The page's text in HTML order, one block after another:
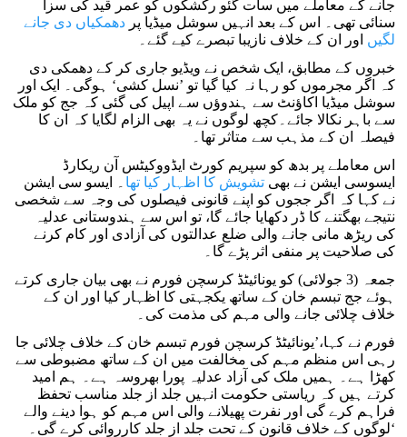
جانے کے معاملے میں سات گئو رکشکوں کو عمر قید کی سزا
سنائی تھی۔ اس کے بعد انہیں سوشل میڈیا پردھمکیاں دی جانے
لگیں اور ان کے خلاف نازیبا تبصرے کیے گئے۔
خبروں کے مطابق، ایک شخص نے ویڈیو جاری کر کے دھمکی دی
کہ اگر مجرموں کو رہا نہ کیا گیا تو ’نسل کشی‘ ہوگی۔ ایک اور
سوشل میڈیا اکاؤنٹ سے ہندوؤں سے اپیل کی گئی کہ جج کو ملک
سے باہر نکالا جائے۔کچھ لوگوں نے یہ بھی الزام لگایا کہ ان کا
فیصلہ ان کے مذہب سے متاثر تھا۔
اس معاملے پر بدھ کو سپریم کورٹ ایڈووکیٹس آن ریکارڈ
ایسوسی ایشن نے بھیتشویش کا اظہار کیا تھا ۔ ایسو سی ایشن
نے کہا کہ اگر ججوں کو اپنے قانونی فیصلوں کی وجہ سے شخصی
نتیجے بھگتنے کا ڈر دکھایا جائے گا، تو اس سے ہندوستانی عدلیہ
کی ریڑھ مانی جانے والی ضلع عدالتوں کی آزادی اور کام کرنے
کی صلاحیت پر منفی اثر پڑے گا۔
جمعہ (3 جولائی) کو یونائیٹڈ کرسچن فورم نے بھی بیان جاری کرتے
ہوئے جج تبسم خان کے ساتھ یکجہتی کا اظہار کیا اور ان کے
خلاف چلائی جانے والی مہم کی مذمت کی۔
فورم نے کہا،’یونائیٹڈ کرسچن فورم تبسم خان کے خلاف چلائی جا
رہی اس منظم مہم کی مخالفت میں ان کے ساتھ مضبوطی سے
کھڑا ہے۔ ہمیں ملک کی آزاد عدلیہ پورا بھروسہ ہے۔ ہم امید
کرتے ہیں کہ ریاستی حکومت انہیں جلد از جلد مناسب تحفظ
فراہم کرے گی اور نفرت پھیلانے والی اس مہم کو ہوا دینے والے
لوگوں کے خلاف قانون کے تحت جلد از جلد کارروائی کرے گی۔‘